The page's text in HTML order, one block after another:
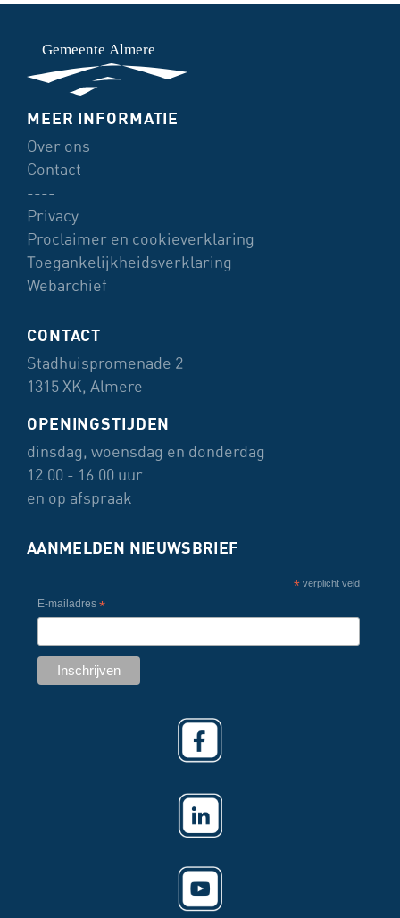
ONDERMENU
MEER INFORMATIE
Over ons
Contact
----
Privacy
Proclaimer en cookieverklaring
Toegankelijkheidsverklaring
Webarchief
CONTACT
Stadhuispromenade 2
1315 XK, Almere
OPENINGSTIJDEN
dinsdag, woensdag en donderdag
12.00 - 16.00 uur
en op afspraak
AANMELDEN NIEUWSBRIEF
*verplicht veld
E-mailadres *